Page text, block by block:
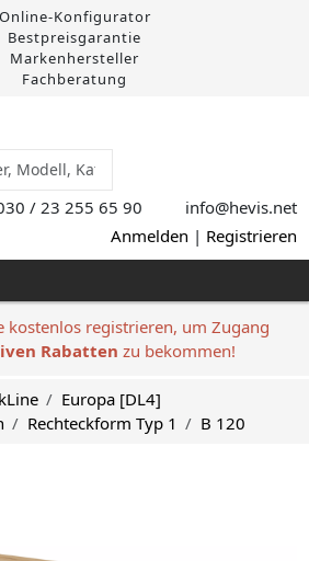
Online-Konfigurator
Bestpreisgarantie
Markenhersteller
Fachberatung
/ 23 255 65 90 info@hevis.net
Anmelden | Registrieren
kostenlos registrieren, um Zugang
Rabatten zu bekommen!
Europa [DL4]
Rechteckform Typ 1 B 120